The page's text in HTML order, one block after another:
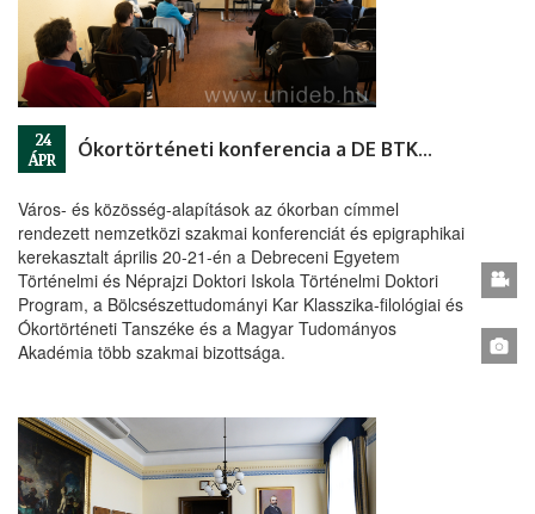
24
ÁPR
Ókortörténeti konferencia a DE BTK-n
Város- és közösség-alapítások az ókorban címmel
rendezett nemzetközi szakmai konferenciát és epigraphikai
kerekasztalt április 20-21-én a Debreceni Egyetem
Történelmi és Néprajzi Doktori Iskola Történelmi Doktori
Program, a Bölcsészettudományi Kar Klasszika-filológiai és
Ókortörténeti Tanszéke és a Magyar Tudományos
Akadémia több szakmai bizottsága.